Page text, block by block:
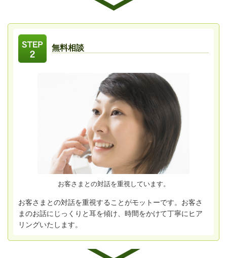
無料相談
お客さまとの対話を重視しています。
お客さまとの対話を重視することがモットーです。お客さ
まのお話にじっくりと耳を傾け、時間をかけて丁寧にヒア
リングいたします。